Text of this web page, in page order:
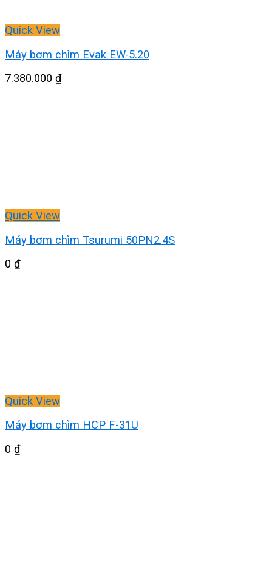
Quick View
Máy bơm chìm Evak EW-5.20
7.380.000 ₫
Quick View
Máy bơm chìm Tsurumi 50PN2.4S
0 ₫
Quick View
Máy bơm chìm HCP F-31U
0 ₫